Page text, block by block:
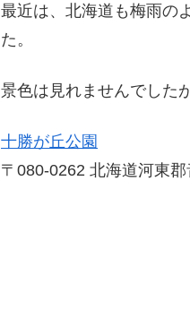
最近は、北海道も梅雨の
た。
景色は見れませんでした
十勝が丘公園
〒080-0262 北海道河東